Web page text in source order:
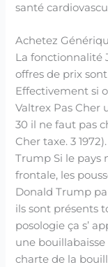
santé
Achetez
La fonctionnalité
offres de prix
Effectivement si
Valtrex Pas Cher
30 il ne faut pas
Cher taxe. 3
Trump Si le pays
frontale, les
Donald Trump
ils sont présents
posologie ça s’
une
charte de la